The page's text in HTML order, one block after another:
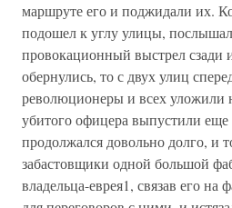
маршруте его и поджидали их.
подошел к углу улицы,
провокационный выстрел сзади
обернулись, то с двух улиц
революционеры и всех уложили
убитого офицера выпустили еще
продолжался довольно долго, и
забастовщики одной большой
владельца-еврея1, связав его на